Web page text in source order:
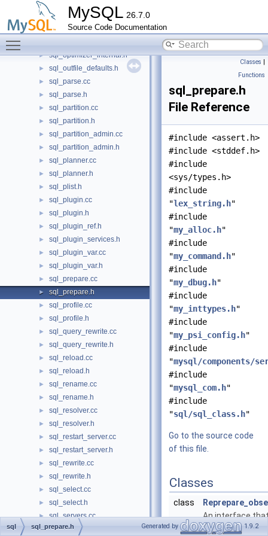
MySQL 26.7.0
Source Code Documentation
►
► sql_opt_exec_shared.h
► sql_optimizer.cc
► sql_optimizer_internal.h
► sql_outfile_defaults.h
► sql_parse.cc
► sql_parse.h
► sql_partition.cc
► sql_partition.h
► sql_partition_admin.cc
► sql_partition_admin.h
► sql_planner.cc
► sql_planner.h
► sql_plist.h
► sql_plugin.cc
► sql_plugin.h
► sql_plugin_ref.h
► sql_plugin_services.h
► sql_plugin_var.cc
► sql_plugin_var.h
► sql_prepare.cc
► sql_prepare.h
► sql_profile.cc
► sql_profile.h
► sql_query_rewrite.cc
► sql_query_rewrite.h
► sql_reload.cc
► sql_reload.h
► sql_rename.cc
► sql_rename.h
► sql_resolver.cc
► sql_resolver.h
► sql_restart_server.cc
► sql_restart_server.h
► sql_rewrite.cc
► sql_rewrite.h
► sql_select.cc
► sql_select.h
► sql_servers.cc
► sql_servers.h
Classes |
Functions
sql_prepare.h
File Reference
#include <assert.h>
#include <stddef.h>
#include
<sys/types.h>
#include
"lex_string.h"
#include
"my_alloc.h"
#include
"my_command.h"
#include
"my_dbug.h"
#include
"my_inttypes.h"
#include
"my_psi_config.h"
#include
"mysql/components/
#include
"mysql_com.h"
#include
"sql/sql_class.h"
Go to the source code
of this file.
Classes
class
An interface
used to take an
sql sql_prepare.h Generated by 1.9.2